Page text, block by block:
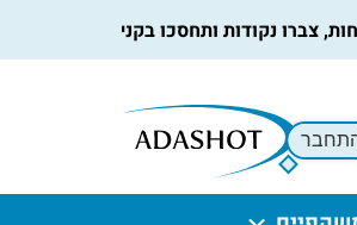
נקודות ותחסכו בקניות הבאות, למידע